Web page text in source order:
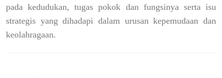
pada kedudukan, tugas pokok dan fungsinya serta isu
strategis yang dihadapi dalam urusan kepemudaan dan
keolahragaan.